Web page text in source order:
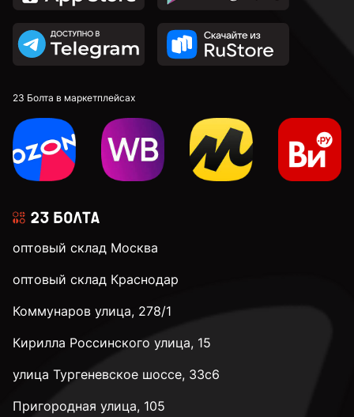
23 Болта в маркетплейсах
оптовый склад Москва
оптовый склад Краснодар
Коммунаров улица, 278/1
Кирилла Россинского улица, 15
улица Тургеневское шоссе, 33с6
Пригородная улица, 105